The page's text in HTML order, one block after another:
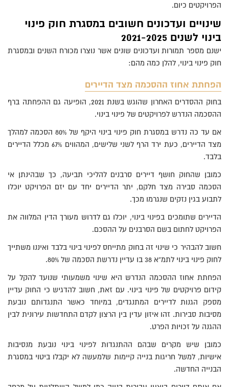
הפרויקטים כיום.
שינויים ועדכונים חשובים במסגרת חוק פינוי
בינוי לשנים 2021-2025
ישנם מספר תמורות ועדכונים שונים אשר נוצרו מכורח השנים ובמסגרת
חוק פינוי בינוי, להלן כמה מהם:
הפחתת אחוז ההסכמה מצד הדיירים
בחוק ההסדרים האחרון שהוגש בשנת 2021, הופיעה גם ההפחתה ברף
ההסכמה הנדרש לפרויקטים של פינוי בינוי.
אם עד כה נדרש במסגרת חוק פינוי בינוי היקף של 80% הסכמה למהלך
מצד הדיירים, כעת ירד הרף לשני שלישים, המהווים 67% מכלל הדיירים
בלבד.
כמובן שהחוק חושף דיירים סרבנים להליכי תביעה, כך שבהינתן אי
הסכמה סבירה מצד חלקם, יתר הדיירים יחד עם יזם הפרויקט יוכלו
לתבוע בגין נזקים שנגרמו מכך.
הדיירים שתומכים בפינוי בינוי, יוכלו גם לדרוש מעורך הדין המלווה את
הפרויקט לחתום בשם הסרבנים על ההסכם.
חשוב להבהיר כי שינוי זה בחוק מתייחס לפינוי בינוי בלבד ואיננו משתייך
לחוק פינוי בינוי לתמ”א 38 בו עדיין נדרשת הסכמה של 80%.
הפחתת אחוז ההסכמה הנדרש היא שינוי משמעותי שנועד להקל על
קידום פרויקטים של פינוי בינוי. עם זאת, חשוב להדגיש כי החוק עדיין
מספק הגנות לדיירים המתנגדים, במיוחד כאשר התנגדותם נובעת
מסיבות סבירות. זהו איזון עדין בין הרצון לקדם התחדשות עירונית לבין
ההגנה על זכויות הפרט.
כמובן שיש מקרים שבהם ההתנגדות לפינוי בינוי נובעת מנסיבות
אישיות, למשל חריגות בנייה קיימות שלמעשה לא יקבלו ביטוי במסגרת
הבנייה החדשה.